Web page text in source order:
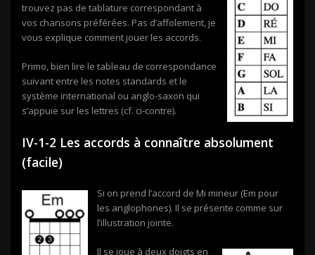
trouvez pas de tablature correspondant à
vos chansons préférées. Pas d’affolement, je
vous explique comment jouer les accords.
Primo, bien lire le tableau de correspondance
suivant entre les notes standards et le
système international ou anglo-saxon qui
s’appuie sur les lettres (cf. ci-contre).
IV-1-2 Les accords à connaître absolument
(facile)
Si on prend l’accord de Mi mineur (Em pour
les anglophones). Il se présente comme sur
l’illustration jointe.
Il se joue à deux doigts en